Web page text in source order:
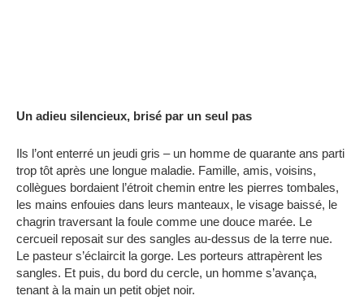
Un adieu silencieux, brisé par un seul pas
Ils l’ont enterré un jeudi gris – un homme de quarante ans parti
trop tôt après une longue maladie. Famille, amis, voisins,
collègues bordaient l’étroit chemin entre les pierres tombales,
les mains enfouies dans leurs manteaux, le visage baissé, le
chagrin traversant la foule comme une douce marée. Le
cercueil reposait sur des sangles au-dessus de la terre nue.
Le pasteur s’éclaircit la gorge. Les porteurs attrapèrent les
sangles. Et puis, du bord du cercle, un homme s’avança,
tenant à la main un petit objet noir.